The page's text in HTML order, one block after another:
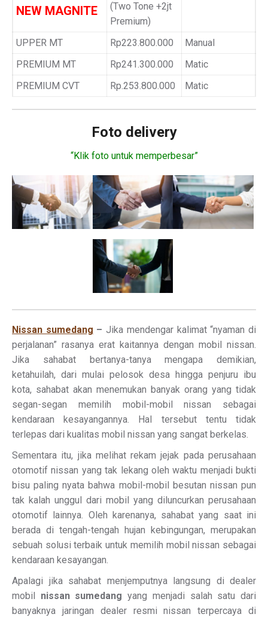
NEW MAGNITE
(Two Tone +2jt
Premium)
UPPER MT
Rp223.800.000
Manual
PREMIUM MT
Rp241.300.000
Matic
PREMIUM CVT
Rp.253.800.000 Matic
Foto delivery
“Klik foto untuk memperbesar”
Nissan sumedang –Jika mendengar kalimat “nyaman di
perjalanan” rasanya erat kaitannya dengan mobil nissan.
Jika sahabat bertanya-tanya mengapa demikian,
ketahuilah, dari mulai pelosok desa hingga penjuru ibu
kota, sahabat akan menemukan banyak orang yang tidak
segan-segan memilih mobil-mobil nissan sebagai
kendaraan kesayangannya. Hal tersebut tentu tidak
terlepas dari kualitas mobil nissan yang sangat berkelas.
Sementara itu, jika melihat rekam jejak pada perusahaan
otomotif nissan yang tak lekang oleh waktu menjadi bukti
bisu paling nyata bahwa mobil-mobil besutan nissan pun
tak kalah unggul dari mobil yang diluncurkan perusahaan
otomotif lainnya. Oleh karenanya, sahabat yang saat ini
berada di tengah-tengah hujan kebingungan, merupakan
sebuah solusi terbaik untuk memilih mobil nissan sebagai
kendaraan kesayangan.
Apalagi jika sahabat menjemputnya langsung di dealer
mobil nissan sumedang yang menjadi salah satu dari
banyaknya jaringan dealer resmi nissan terpercaya di